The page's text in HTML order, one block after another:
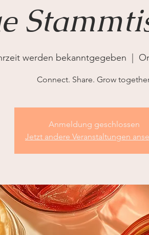
werden bekanntgegeben
Connect. Share. Grow
Anmeldung geschlossen
Jetzt andere Veranstaltungen